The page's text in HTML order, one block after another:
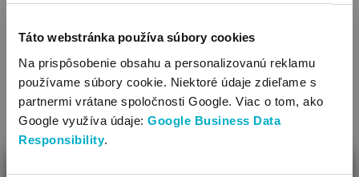
Táto webstránka používa súbory cookies
Na prispôsobenie obsahu a personalizovanú reklamu
používame súbory cookie. Niektoré údaje zdieľame s
partnermi vrátane spoločnosti Google. Viac o tom, ako
Google využíva údaje: Google Business Data
Responsibility.